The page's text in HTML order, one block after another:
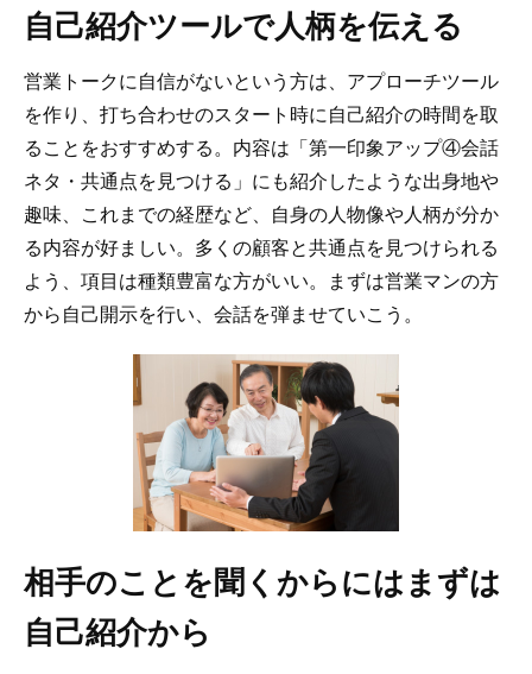
自己紹介ツールで人柄を伝える
営業トークに自信がないという方は、アプローチツール
を作り、打ち合わせのスタート時に自己紹介の時間を取
ることをおすすめする。内容は「第一印象アップ④会話
ネタ・共通点を見つける」にも紹介したような出身地や
趣味、これまでの経歴など、自身の人物像や人柄が分か
る内容が好ましい。多くの顧客と共通点を見つけられる
よう、項目は種類豊富な方がいい。まずは営業マンの方
から自己開示を行い、会話を弾ませていこう。
相手のことを聞くからにはまずは
自己紹介から